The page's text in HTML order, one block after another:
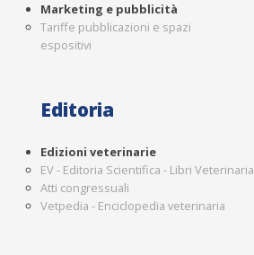
Marketing e pubblicità
Tariffe pubblicazioni e spazi
espositivi
Editoria
Edizioni veterinarie
EV - Editoria Scientifica - Libri Veterinaria
Atti congressuali
Vetpedia - Enciclopedia veterinaria